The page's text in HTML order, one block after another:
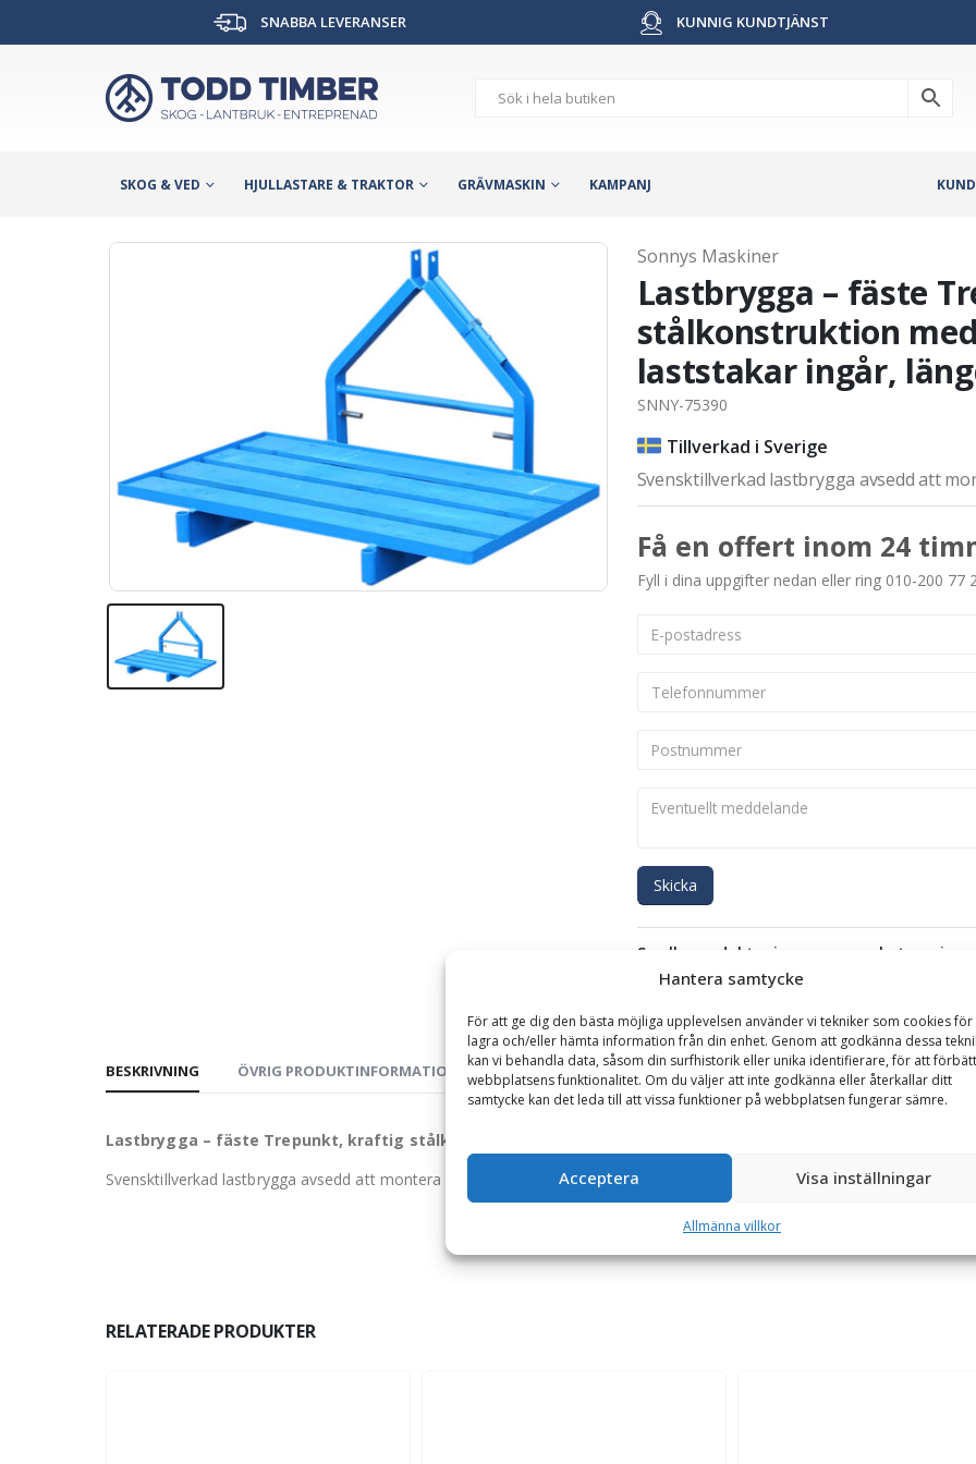
Hantera samtycke
För att ge dig den bästa möjliga upplevelsen använder vi tekniker som cookies
lagra och/eller hämta information från din enhet. Genom att godkänna dessa
kan vi behandla data, såsom din surfhistorik eller unika identifierare, för att
webbplatsens funktionalitet. Om du väljer att inte godkänna eller återkallar ditt
samtycke kan det leda till att vissa funktioner på webbplatsen fungerar sämre.
Acceptera Visa inställningar
Allmänna villkor
SNABBA LEVERANSER KUNNIG KUNDTJÄNST
SKOG & VED HJULLASTARE & TRAKTOR GRÄVMASKIN KAMPANJ
Sonnys Maskiner
Lastbrygga – fäste
stålkonstruktion
laststakar ingår,
SNNY-75390
Tillverkad i Sverige
Svensktillverkad lastbrygga avsedd att
Få en offert inom 24
Fyll i dina uppgifter nedan eller ring 010-200 77
Skicka
Se alla produkter inom samma kategori
Traktortillbehör
BESKRIVNING ÖVRIG PRODUKTINFORMATION GARANTI
Lastbrygga – fäste Trepunkt, kraftig stålkonstruktion med botten av trä, 2 laststakar ingår, längd 1250 mm
Svensktillverkad lastbrygga avsedd att montera i traktorns 3-punktslyft. Lastbryggan är tillverkad i stålkonstruktion med
RELATERADE PRODUKTER